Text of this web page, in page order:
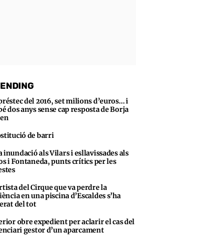
del 2016, set milions d’euros… i
dos anys sense cap resposta de Borja
de barri
inundació als Vilars i esllavissades als
i Fontaneda, punts crítics per les
del Cirque que va perdre la
en una piscina d’Escaldes s’ha
del tot
obre expedient per aclarir el cas del
gestor d’un aparcament